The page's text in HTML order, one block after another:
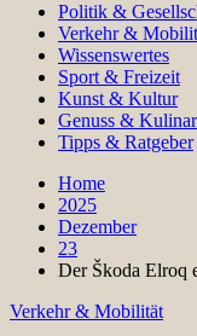
Politik &
Verkehr &
Wissenswertes
Sport & Freizeit
Kunst & Kultur
Genuss &
Tipps & Ratgeber
Home
2025
Dezember
23
Der Škoda Elroq
Verkehr & Mobilität